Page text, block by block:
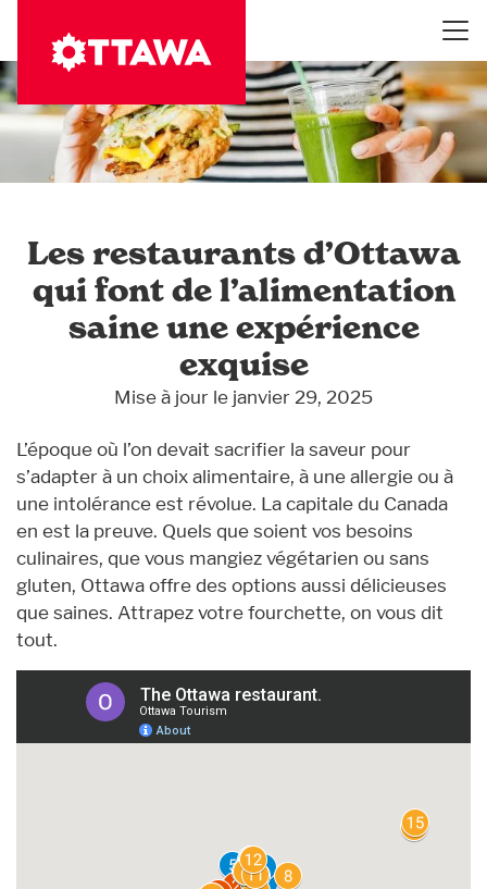
contenu
principal
Les restaurants d’Ottawa
qui font de l’alimentation
saine une expérience
exquise
Mise à jour le janvier 29, 2025
L’époque où l’on devait sacrifier la saveur pour
s’adapter à un choix alimentaire, à une allergie ou à
une intolérance est révolue. La capitale du Canada
en est la preuve. Quels que soient vos besoins
culinaires, que vous mangiez végétarien ou sans
gluten, Ottawa offre des options aussi délicieuses
que saines. Attrapez votre fourchette, on vous dit
tout.